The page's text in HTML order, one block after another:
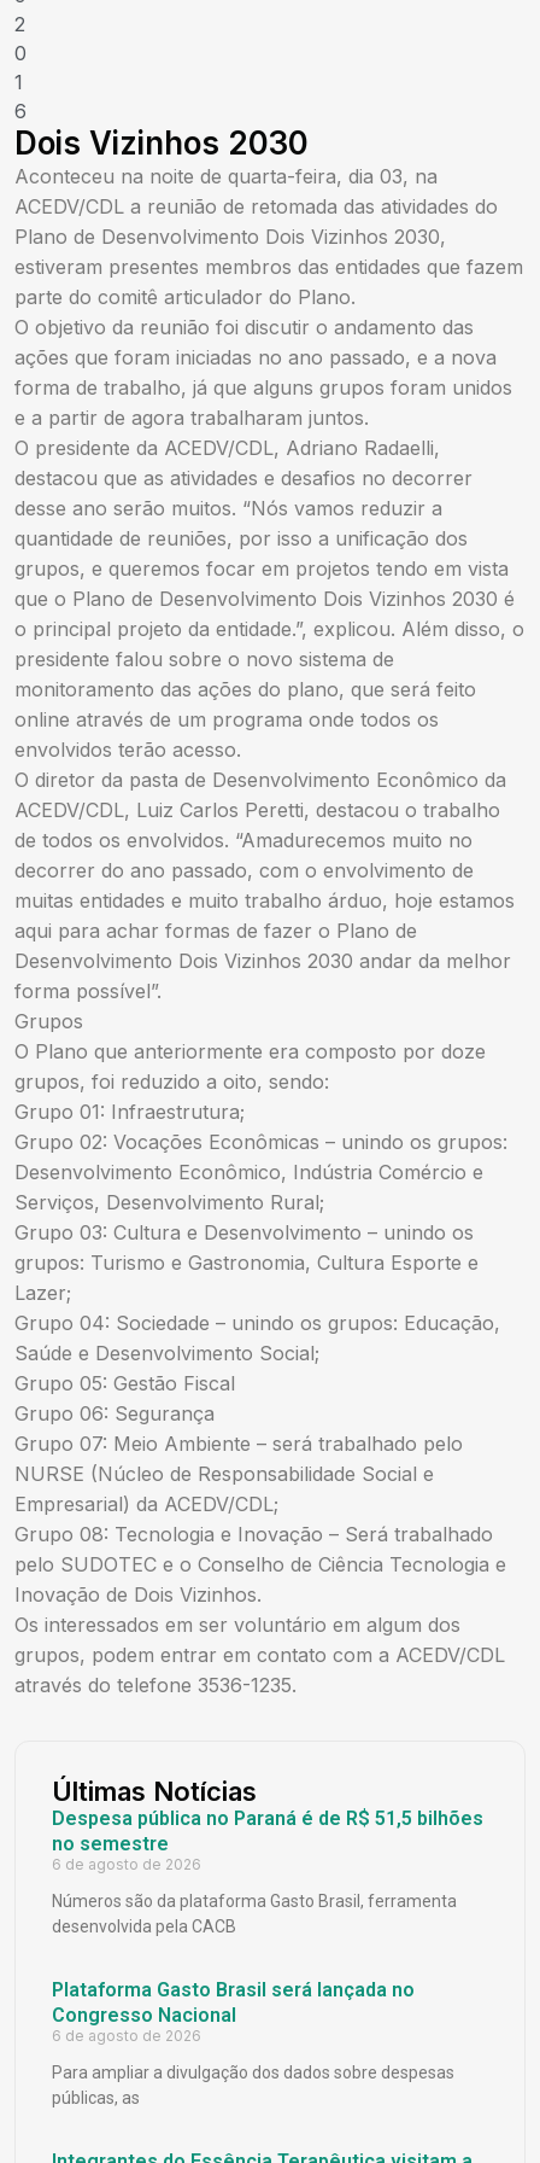
2
0
1
6
Dois Vizinhos 2030
Aconteceu na noite de quarta-feira, dia 03, na
ACEDV/CDL a reunião de retomada das atividades do
Plano de Desenvolvimento Dois Vizinhos 2030,
estiveram presentes membros das entidades que fazem
parte do comitê articulador do Plano.
O objetivo da reunião foi discutir o andamento das
ações que foram iniciadas no ano passado, e a nova
forma de trabalho, já que alguns grupos foram unidos
e a partir de agora trabalharam juntos.
O presidente da ACEDV/CDL, Adriano Radaelli,
destacou que as atividades e desafios no decorrer
desse ano serão muitos. “Nós vamos reduzir a
quantidade de reuniões, por isso a unificação dos
grupos, e queremos focar em projetos tendo em vista
que o Plano de Desenvolvimento Dois Vizinhos 2030 é
o principal projeto da entidade.”, explicou. Além disso, o
presidente falou sobre o novo sistema de
monitoramento das ações do plano, que será feito
online através de um programa onde todos os
envolvidos terão acesso.
O diretor da pasta de Desenvolvimento Econômico da
ACEDV/CDL, Luiz Carlos Peretti, destacou o trabalho
de todos os envolvidos. “Amadurecemos muito no
decorrer do ano passado, com o envolvimento de
muitas entidades e muito trabalho árduo, hoje estamos
aqui para achar formas de fazer o Plano de
Desenvolvimento Dois Vizinhos 2030 andar da melhor
forma possível”.
Grupos
O Plano que anteriormente era composto por doze
grupos, foi reduzido a oito, sendo:
Grupo 01: Infraestrutura;
Grupo 02: Vocações Econômicas – unindo os grupos:
Desenvolvimento Econômico, Indústria Comércio e
Serviços, Desenvolvimento Rural;
Grupo 03: Cultura e Desenvolvimento – unindo os
grupos: Turismo e Gastronomia, Cultura Esporte e
Lazer;
Grupo 04: Sociedade – unindo os grupos: Educação,
Saúde e Desenvolvimento Social;
Grupo 05: Gestão Fiscal
Grupo 06: Segurança
Grupo 07: Meio Ambiente – será trabalhado pelo
NURSE (Núcleo de Responsabilidade Social e
Empresarial) da ACEDV/CDL;
Grupo 08: Tecnologia e Inovação – Será trabalhado
pelo SUDOTEC e o Conselho de Ciência Tecnologia e
Inovação de Dois Vizinhos.
Os interessados em ser voluntário em algum dos
grupos, podem entrar em contato com a ACEDV/CDL
através do telefone 3536-1235.
Últimas Notícias
Despesa pública no Paraná é de R$ 51,5 bilhões
no semestre
6 de agosto de 2026
Números são da plataforma Gasto Brasil, ferramenta
desenvolvida pela CACB
Plataforma Gasto Brasil será lançada no
Congresso Nacional
6 de agosto de 2026
Para ampliar a divulgação dos dados sobre despesas
públicas, as